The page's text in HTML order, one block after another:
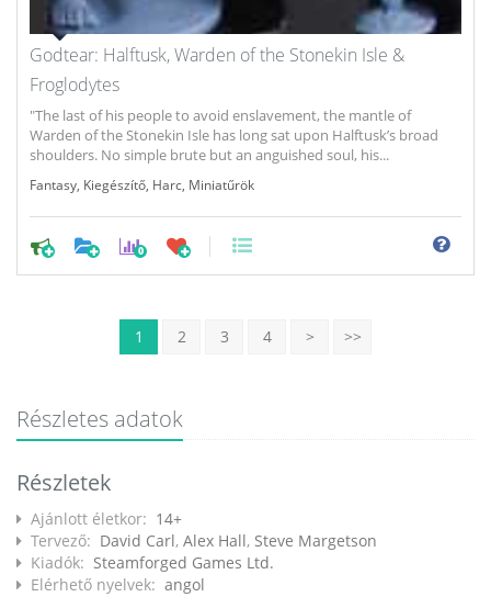
Godtear: Halftusk, Warden of the Stonekin Isle &
Froglodytes
"The last of his people to avoid enslavement, the mantle of
Warden of the Stonekin Isle has long sat upon Halftusk’s broad
shoulders. No simple brute but an anguished soul, his...
Fantasy, Kiegészítő, Harc, Miniatűrök
0
1 2 3 4 > >>
Részletes adatok
Részletek
Ajánlott életkor: 14+
Tervező: David Carl, Alex Hall, Steve Margetson
Kiadók: Steamforged Games Ltd.
Elérhető nyelvek: angol